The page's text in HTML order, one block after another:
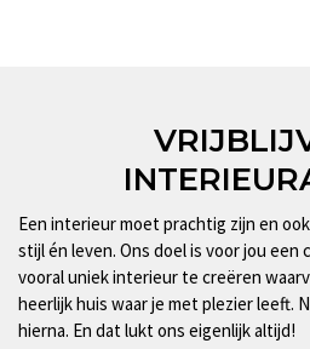
Een interieur moet prachtig zijn en
stijl én leven. Ons doel is voor jou
vooral uniek interieur te creëren
heerlijk huis waar je met plezier leeft.
hierna. En dat lukt ons eigenlijk altijd!